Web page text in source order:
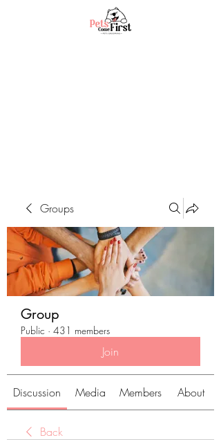
Groups
Group
Public · 431 members
Join
Discussion Media Members About
Back